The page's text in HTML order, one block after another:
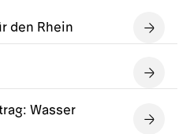
den Rhein
Wasser